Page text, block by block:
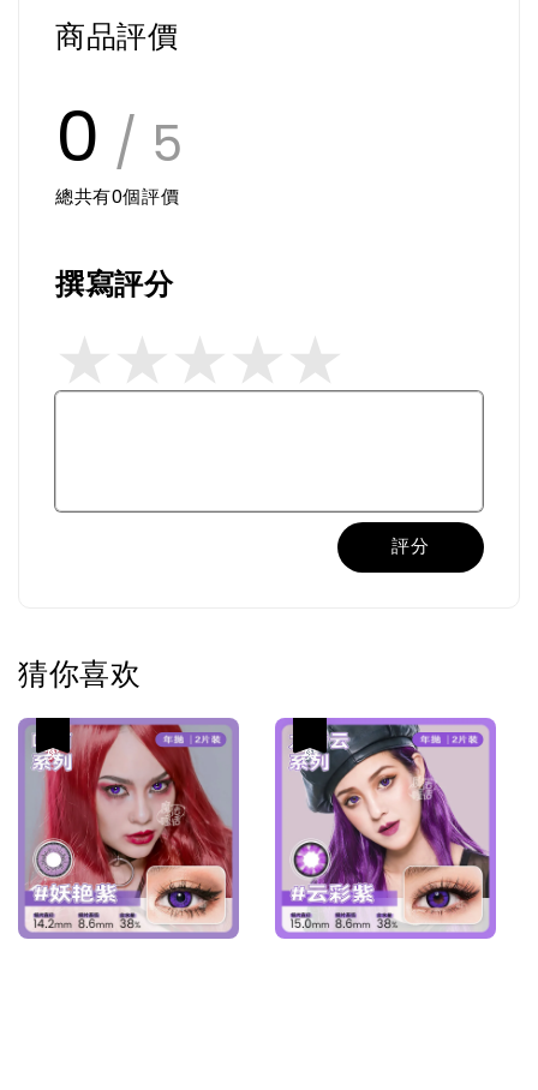
商品評價
0 / 5
總共有0個評價
撰寫評分
評分
猜你喜欢